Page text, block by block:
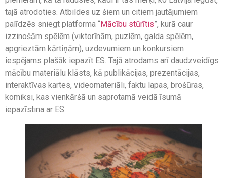
tajā atrodoties. Atbildes uz šiem un citiem jautājumiem
palīdzēs sniegt platforma “Mācību stūrītis”, kurā caur
izzinošām spēlēm (viktorīnām, puzlēm, galda spēlēm,
apgrieztām kārtiņām), uzdevumiem un konkursiem
iespējams plašāk iepazīt ES. Tajā atrodams arī daudzveidīgs
mācību materiālu klāsts, kā publikācijas, prezentācijas,
interaktīvas kartes, videomateriāli, faktu lapas, brošūras,
komiksi, kas vienkāršā un saprotamā veidā īsumā
iepazīstina ar ES.